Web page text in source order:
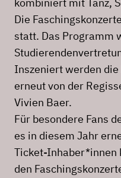
Die
statt. Das Programm
Inszeniert werden
erneut von der
Vivien Baer.
Für besondere Fans
es in diesem Jahr
Ticket-Inhaber*innen
den